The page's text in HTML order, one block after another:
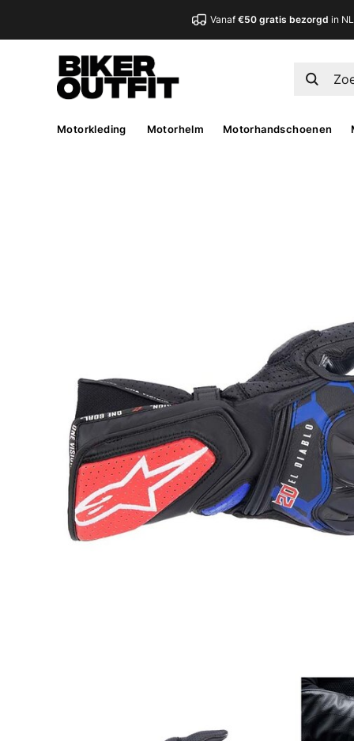
Vanaf€50 gratis bezorgd in NL
Motorkleding Motorhelm Motorhandschoenen